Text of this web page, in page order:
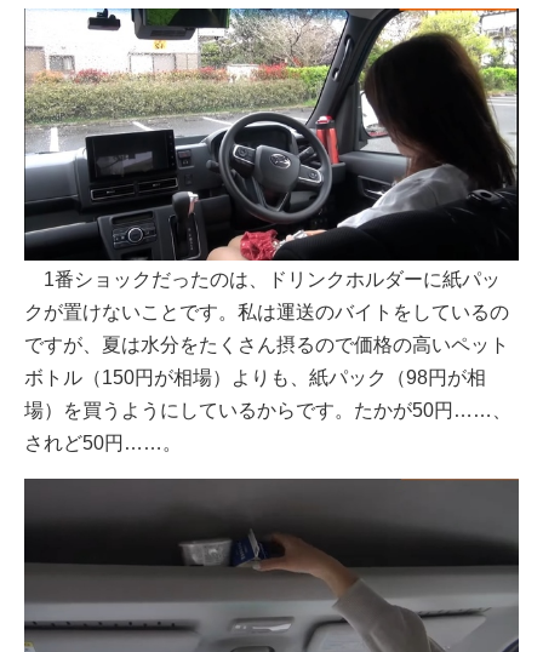
1番ショックだったのは、ドリンクホルダーに紙パッ
クが置けないことです。私は運送のバイトをしているの
ですが、夏は水分をたくさん摂るので価格の高いペット
ボトル（150円が相場）よりも、紙パック（98円が相
場）を買うようにしているからです。たかが50円……、
されど50円……。